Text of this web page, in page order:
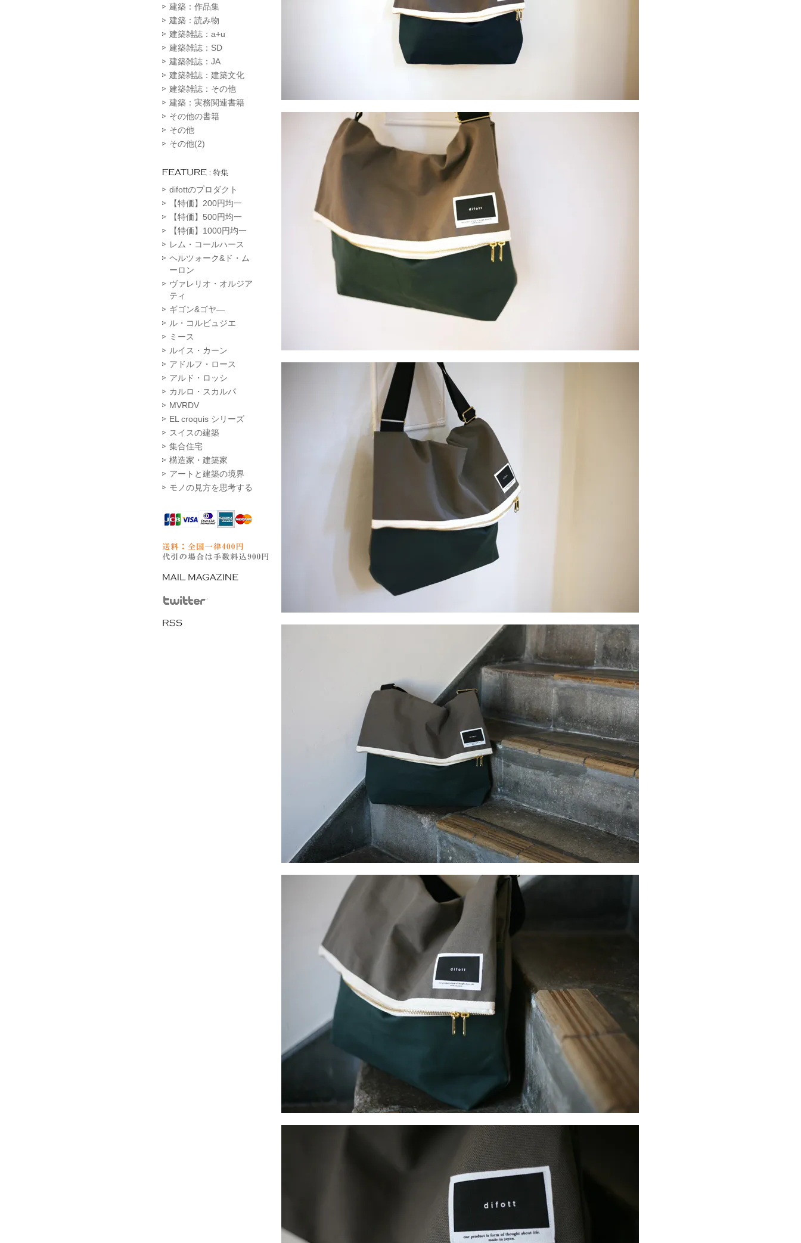
建築：作品集
建築：読み物
建築雑誌：a+u
建築雑誌：SD
建築雑誌：JA
建築雑誌：建築文化
建築雑誌：その他
建築：実務関連書籍
その他の書籍
その他
その他(2)
difottのプロダクト
【特価】200円均一
【特価】500円均一
【特価】1000円均一
レム・コールハース
ヘルツォーク&ド・ム
ーロン
ヴァレリオ・オルジア
ティ
ギゴン&ゴヤ―
ル・コルビュジエ
ミース
ルイス・カーン
アドルフ・ロース
アルド・ロッシ
カルロ・スカルパ
MVRDV
EL croquis シリーズ
スイスの建築
集合住宅
構造家・建築家
アートと建築の境界
モノの見方を思考する